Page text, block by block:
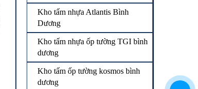
Kho tấm nhựa Atlantis Bình
Dương
Kho tấm nhựa ốp tường TGI bình
dương
Kho tấm ốp tường kosmos bình
dương